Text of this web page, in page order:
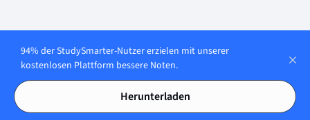
Lerne jederzeit. Lerne
überall. Auf allen
94% der StudySmarter-Nutzer erzielen mit unserer
kostenlosen Plattform bessere Noten.
Herunterladen